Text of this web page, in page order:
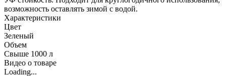
возможность оставлять зимой с водой.
Характеристики
Цвет
Зеленый
Объем
Свыше 1000 л
Видео о товаре
Loading...